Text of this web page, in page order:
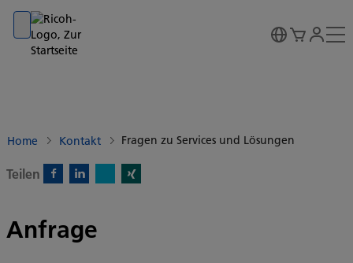
Go to banner
Go to content
Go to footer
Home Kontakt Fragen zu Services und Lösungen
Teilen
Anfrage